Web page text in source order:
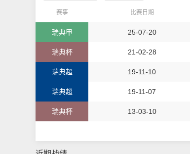
赛事 比赛日期
瑞典甲 25-07-20
瑞典杯 21-02-28
瑞典超 19-11-10
瑞典超 19-11-07
瑞典杯 13-03-10